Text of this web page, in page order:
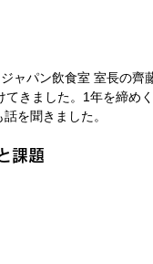
ャパン飲食室 室長の齊
きました。1年を締め
を聞きました。
課題